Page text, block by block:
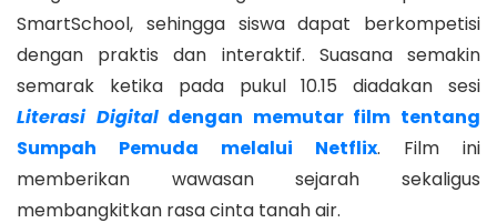
SmartSchool, sehingga siswa dapat berkompetisi
dengan praktis dan interaktif. Suasana semakin
semarak ketika pada pukul 10.15 diadakan sesi
Literasi Digitaldengan memutar film tentang
Sumpah Pemuda melalui Netflix. Film ini
memberikan wawasan sejarah sekaligus
membangkitkan rasa cinta tanah air.